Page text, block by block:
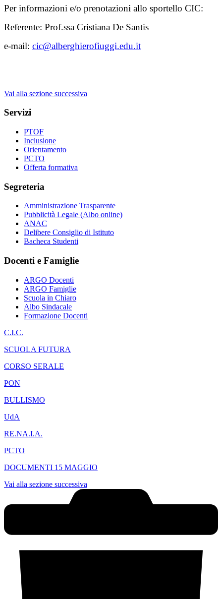
Per informazioni e/o prenotazioni allo sportello CIC:
Referente: Prof.ssa Cristiana De Santis
e-mail: cic@alberghierofiuggi.edu.it
Vai alla sezione successiva
Servizi
PTOF
Inclusione
Orientamento
PCTO
Offerta formativa
Segreteria
Amministrazione Trasparente
Pubblicità Legale (Albo online)
ANAC
Delibere Consiglio di Istituto
Bacheca Studenti
Docenti e Famiglie
ARGO Docenti
ARGO Famiglie
Scuola in Chiaro
Albo Sindacale
Formazione Docenti
C.I.C.
SCUOLA FUTURA
CORSO SERALE
PON
BULLISMO
UdA
RE.NA.I.A.
PCTO
DOCUMENTI 15 MAGGIO
Vai alla sezione successiva